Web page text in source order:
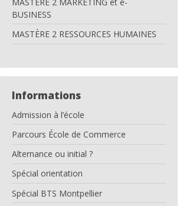
BUSINESS
MASTÈRE 2 RESSOURCES HUMAINES
Informations
Admission à l’école
Parcours École de Commerce
Alternance ou initial ?
Spécial orientation
Spécial BTS Montpellier